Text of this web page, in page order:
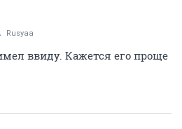
Rusyaa
ввиду. Кажется его проще